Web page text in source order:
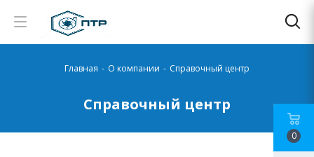
Главная - О компании - Справочный центр
Справочный центр
0